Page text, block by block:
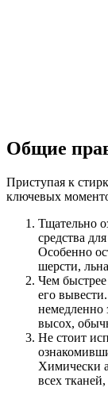
Общие
Приступая к
ключевых
Тщательно
средства
Особенно
шерсти,
Чем быстрее
его
немедленно
высох,
Не стоит
Химически
всех